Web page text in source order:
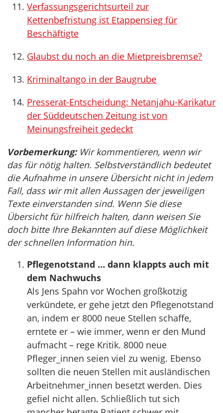
Verfassungsgerichtsurteil zur
Kettenbefristung ist Etappensieg für
Beschäftigte
Glaubst du noch an die Mietpreisbremse?
Kriminaltango in der Baugrube
Presserat-Entscheidung: Netanjahu-Karikatur
der Süddeutschen Zeitung ist von
Meinungsfreiheit gedeckt
Vorbemerkung:Wir kommentieren, wenn wir
das für nötig halten. Selbstverständlich bedeutet
die Aufnahme in unsere Übersicht nicht in jedem
Fall, dass wir mit allen Aussagen der jeweiligen
Texte einverstanden sind. Wenn Sie diese
Übersicht für hilfreich halten, dann weisen Sie
doch bitte Ihre Bekannten auf diese Möglichkeit
der schnellen Information hin.
Pflegenotstand … dann klappts auch mit
dem Nachwuchs
Als Jens Spahn vor Wochen großkotzig
verkündete, er gehe jetzt den Pflegenotstand
an, indem er 8000 neue Stellen schaffe,
erntete er – wie immer, wenn er den Mund
aufmacht – rege Kritik. 8000 neue
Pfleger_innen seien viel zu wenig. Ebenso
sollten die neuen Stellen mit ausländischen
Arbeitnehmer_innen besetzt werden. Dies
gefiel nicht allen. Schließlich tut sich